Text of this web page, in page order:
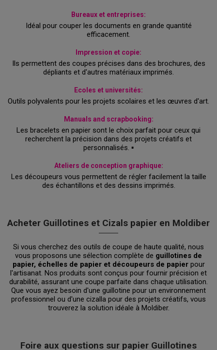
Bureaux et entreprises:
Idéal pour couper les documents en grande quantité
efficacement.
Impression et copie:
Ils permettent des coupes précises dans des brochures, des
dépliants et d'autres matériaux imprimés.
Ecoles et universités:
Outils polyvalents pour les projets scolaires et les œuvres d'art.
Manuals and scrapbooking:
Les bracelets en papier sont le choix parfait pour ceux qui
recherchent la précision dans des projets créatifs et
personnalisés. ▪
Ateliers de conception graphique:
Les découpeurs vous permettent de régler facilement la taille
des échantillons et des dessins imprimés.
Acheter Guillotines et Cizals papier en Moldiber
Si vous cherchez des outils de coupe de haute qualité, nous
vous proposons une sélection complète de guillotines de
papier, échelles de papier et découpeurs de papierpour
l'artisanat. Nos produits sont conçus pour fournir précision et
durabilité, assurant une coupe parfaite dans chaque utilisation.
Que vous ayez besoin d'une guillotine pour un environnement
professionnel ou d'une cizalla pour des projets créatifs, vous
trouverez la solution idéale à Moldiber.
Foire aux questions sur papier Guillotines